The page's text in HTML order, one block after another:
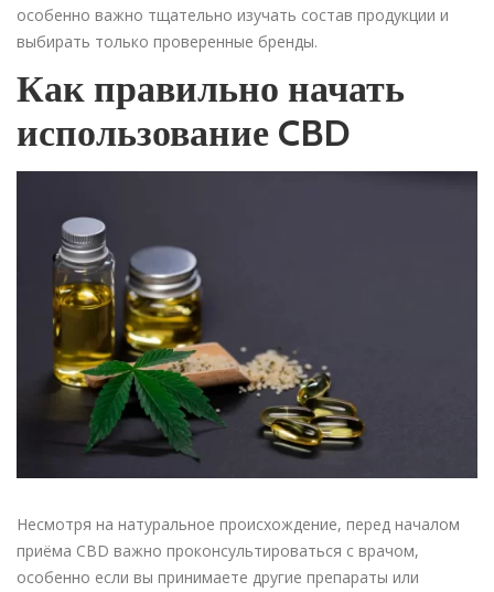
особенно важно тщательно изучать состав продукции и
выбирать только проверенные бренды.
Как правильно начать
использование CBD
Несмотря на натуральное происхождение, перед началом
приёма CBD важно проконсультироваться с врачом,
особенно если вы принимаете другие препараты или